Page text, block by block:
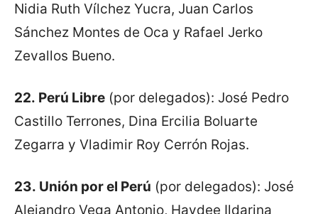
Nidia Ruth Vílchez Yucra, Juan Carlos
Sánchez Montes de Oca y Rafael Jerko
Zevallos Bueno.
22. Perú Libre (por delegados): José Pedro
Castillo Terrones, Dina Ercilia Boluarte
Zegarra y Vladimir Roy Cerrón Rojas.
23. Unión por el Perú (por delegados): José
Alejandro Vega Antonio, Haydee Ildarina